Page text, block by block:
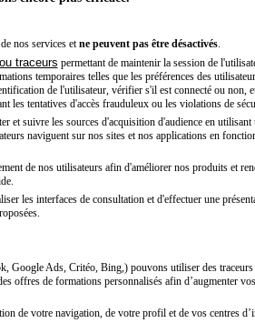
nos services et ne peuvent pas être désactivés.
traceurs permettant de maintenir la session de
temporaires telles que les préférences des
de l'utilisateur, vérifier s'il est connecté ou non,
les tentatives d'accès frauduleux ou les violations de
et suivre les sources d'acquisition d'audience en
naviguent sur nos sites et nos applications en
de nos utilisateurs afin d'améliorer nos produits et
les interfaces de consultation et d'effectuer une
Google Ads, Critéo, Bing,) pouvons utiliser des
offres de formations personnalisés afin d’augmenter
de votre navigation, de votre profil et de vos centres